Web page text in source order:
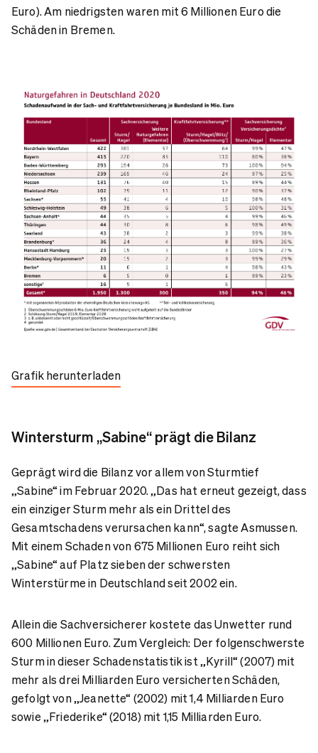
Euro). Am niedrigsten waren mit 6 Millionen Euro die
Schäden in Bremen.
Grafik herunterladen
Wintersturm „Sabine“ prägt die Bilanz
Geprägt wird die Bilanz vor allem von Sturmtief
„Sabine“ im Februar 2020. „Das hat erneut gezeigt, dass
ein einziger Sturm mehr als ein Drittel des
Gesamtschadens verursachen kann“, sagte Asmussen.
Mit einem Schaden von 675 Millionen Euro reiht sich
„Sabine“ auf Platz sieben der schwersten
Winterstürme in Deutschland seit 2002 ein.
Allein die Sachversicherer kostete das Unwetter rund
600 Millionen Euro. Zum Vergleich: Der folgenschwerste
Sturm in dieser Schadenstatistik ist „Kyrill“ (2007) mit
mehr als drei Milliarden Euro versicherten Schäden,
gefolgt von „Jeanette“ (2002) mit 1,4 Milliarden Euro
sowie „Friederike“ (2018) mit 1,15 Milliarden Euro.